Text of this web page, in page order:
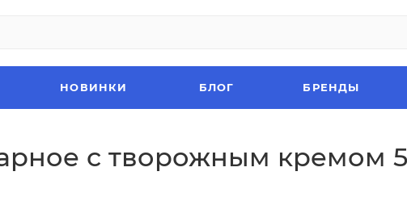
НОВИНКИ БЛОГ БРЕНДЫ
с творожным кремом